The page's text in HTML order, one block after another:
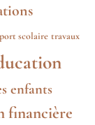
scolaire travaux
enfants
financière